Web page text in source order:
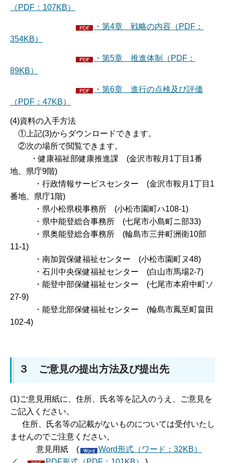
（PDF：107KB）
・第4章 戦略の内容（PDF：
354KB）
・第5章 推進体制（PDF：
89KB）
・第6章 進行の点検及び評価
（PDF：47KB）
(4)資料の入手方法
①上記(3)からダウンロードできます。
②次の場所で閲覧できます。
・健康福祉部健康推進課 (金沢市鞍月1丁目1番
地、県庁9階)
・行政情報サービスセンター (金沢市鞍月1丁目1
番地、県庁1階)
・県小松県税事務所 (小松市園町ハ108-1)
・県中能登総合事務所 (七尾市小島町ニ部33)
・県奥能登総合事務所 (輪島市三井町洲衛10部
11-1)
・南加賀保健福祉センター (小松市園町ヌ48)
・石川中央保健福祉センター (白山市馬場2-7)
・能登中部保健福祉センター (七尾市本府中町ソ
27-9)
・能登北部保健福祉センター (輪島市鳳至町畠田
102-4)
３ ご意見の提出方法及び提出先
(1)ご意見用紙に、住所、氏名等を記入のうえ、ご意見を
ご記入ください。
住所、氏名等の記載がないものについては受付いたし
ませんのでご注意ください。
意見用紙 (
Word形式（ワード：32KB）